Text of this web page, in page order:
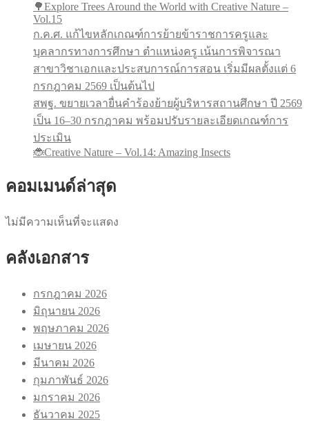
🌳Explore Trees Around the World with Creative Nature –
Vol.15
ก.ค.ศ. แก้ไขหลักเกณฑ์การย้ายข้าราชการครูและ
บุคลากรทางการศึกษา ตำแหน่งครู เน้นการพิจารณา
สาขาวิชาเอกและประสบการณ์การสอน เริ่มมีผลตั้งแต่ 6
กรกฎาคม 2569 เป็นต้นไป
สพฐ. ขยายเวลายื่นคำร้องย้ายผู้บริหารสถานศึกษา ปี 2569
เป็น 16–30 กรกฎาคม พร้อมปรับรายละเอียดเกณฑ์การ
ประเมิน
🐞Creative Nature – Vol.14: Amazing Insects
คอมเมนด์ล่าสุด
ไม่มีความเห็นที่จะแสดง
คลังเอกสาร
กรกฎาคม 2026
มิถุนายน 2026
พฤษภาคม 2026
เมษายน 2026
มีนาคม 2026
กุมภาพันธ์ 2026
มกราคม 2026
ธันวาคม 2025